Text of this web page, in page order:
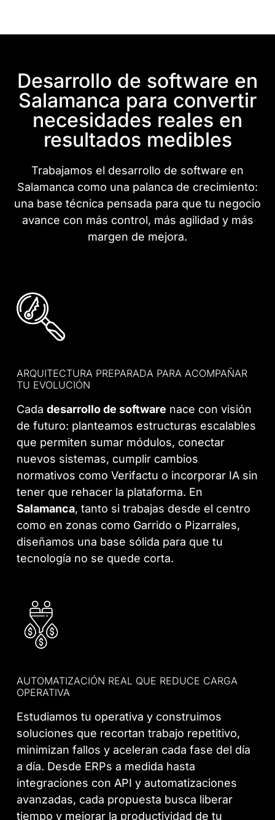
Desarrollo de software en
Salamanca para convertir
necesidades reales en
resultados medibles
Trabajamos el desarrollo de software en
Salamanca como una palanca de crecimiento:
una base técnica pensada para que tu negocio
avance con más control, más agilidad y más
margen de mejora.
ARQUITECTURA PREPARADA PARA ACOMPAÑAR
TU EVOLUCIÓN
Cadadesarrollo de software nace con visión
de futuro: planteamos estructuras escalables
que permiten sumar módulos, conectar
nuevos sistemas, cumplir cambios
normativos como Verifactu o incorporar IA sin
tener que rehacer la plataforma. En
Salamanca, tanto si trabajas desde el centro
como en zonas como Garrido o Pizarrales,
diseñamos una base sólida para que tu
tecnología no se quede corta.
AUTOMATIZACIÓN REAL QUE REDUCE CARGA
OPERATIVA
Estudiamos tu operativa y construimos
soluciones que recortan trabajo repetitivo,
minimizan fallos y aceleran cada fase del día
a día. Desde ERPs a medida hasta
integraciones con API y automatizaciones
avanzadas, cada propuesta busca liberar
tiempo y mejorar la productividad de tu